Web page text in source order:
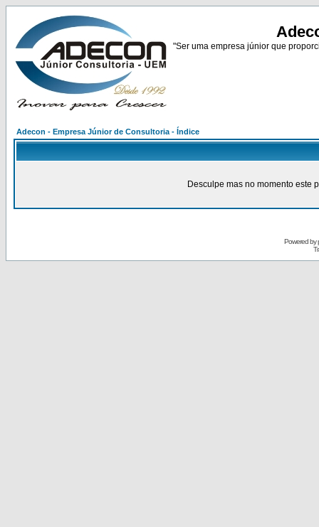
"Ser uma empresa júnior que
Adecon - Empresa Júnior de Consultoria - Índice
Desculpe mas no momento este
Powered by